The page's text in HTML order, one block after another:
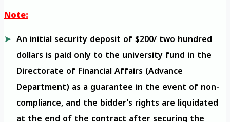
Note:
An initial security deposit of $200/ two hundred
dollars is paid only to the university fund in the
Directorate of Financial Affairs (Advance
Department) as a guarantee in the event of non-
compliance, and the bidder’s rights are liquidated